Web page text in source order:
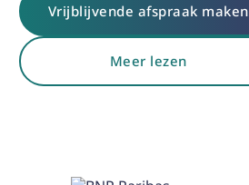
Vrijblijvende afspraak maken
Meer lezen